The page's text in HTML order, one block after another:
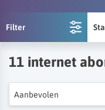
Filter
11 internet
Aanbevolen